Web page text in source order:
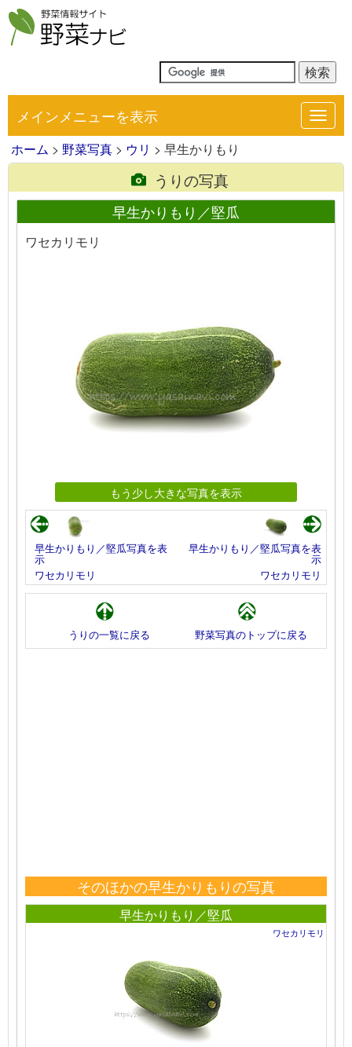
メインメニューを表示
ホーム > 野菜写真 > ウリ > 早生かりもり
うりの写真
早生かりもり／堅瓜
ワセカリモリ
もう少し大きな写真を表示
早生かりもり／堅瓜写真を表
示
ワセカリモリ
早生かりもり／堅瓜写真を表
示
ワセカリモリ
うりの一覧に戻る 野菜写真のトップに戻る
そのほかの早生かりもりの写真
早生かりもり／堅瓜
ワセカリモリ